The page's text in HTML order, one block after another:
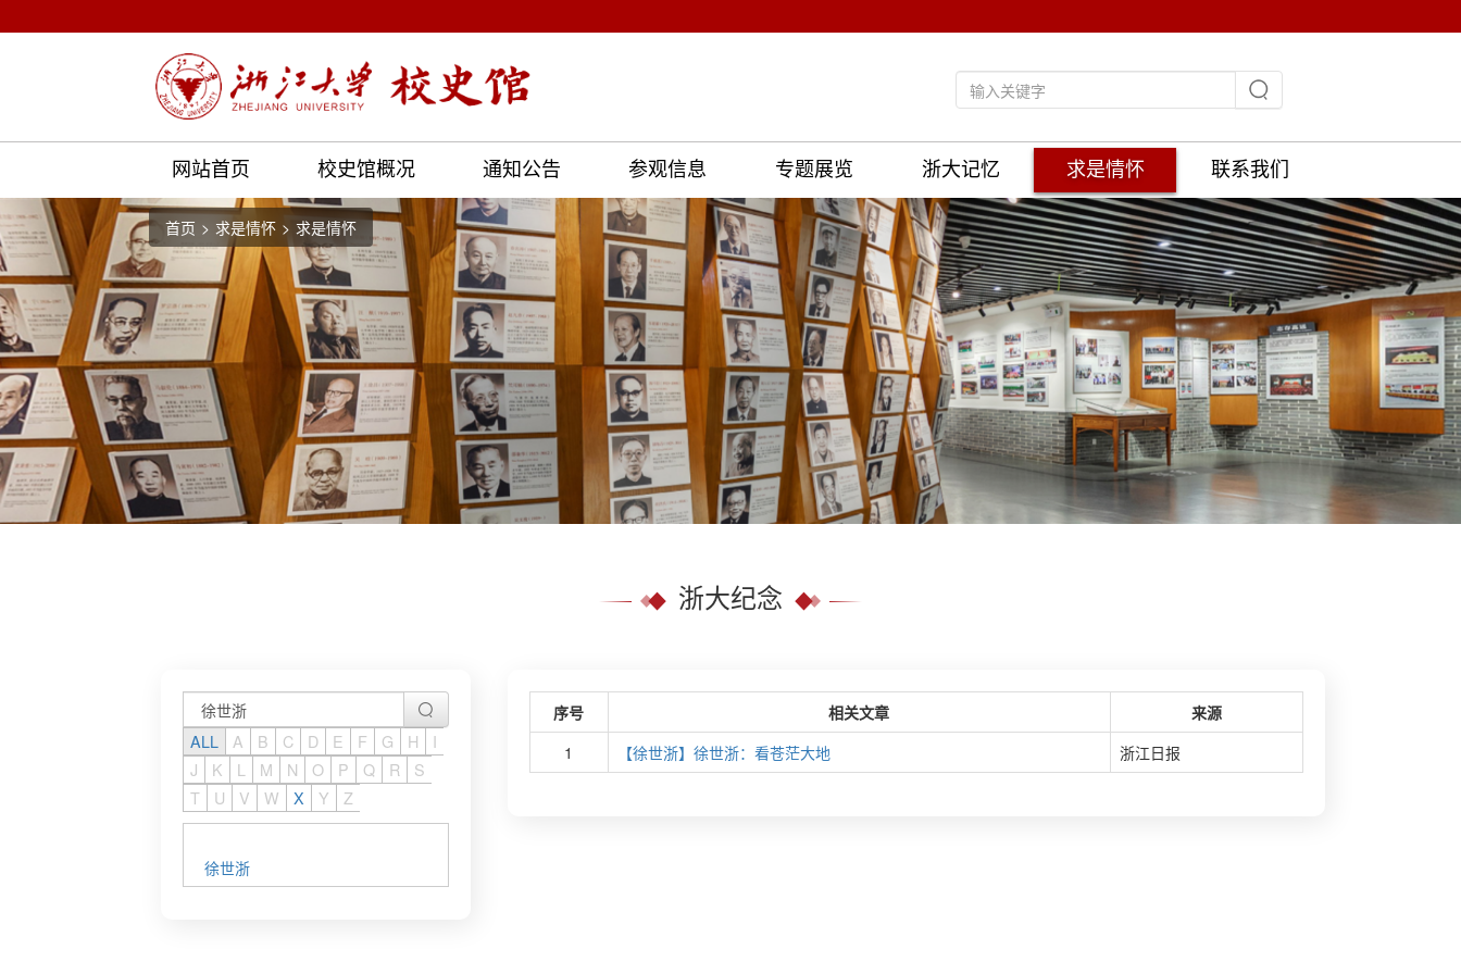
网站首页 校史馆概况 通知公告 参观信息 专题展览 浙大记忆 求是情怀 联系我们
首页 求是情怀 求是情怀
浙大纪念
ALL A B C D E F G H
I
J
K L M N O P Q R
S
T
U V W X Y Z
徐世浙
序号 相关文章
来源
1
【徐世浙】徐世浙：看苍茫大地 浙江日报